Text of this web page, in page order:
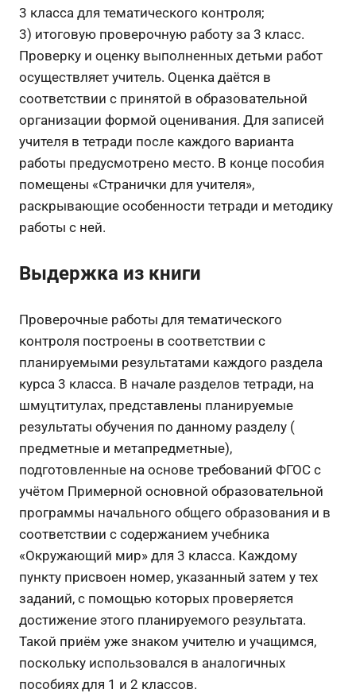
3 класса для тематического контроля;
3) итоговую проверочную работу за 3 класс.
Проверку и оценку выполненных детьми работ
осуществляет учитель. Оценка даётся в
соответствии с принятой в образовательной
организации формой оценивания. Для записей
учителя в тетради после каждого варианта
работы предусмотрено место. В конце пособия
помещены «Странички для учителя»,
раскрывающие особенности тетради и методику
работы с ней.
Выдержка из книги
Проверочные работы для тематического
контроля построены в соответствии с
планируемыми результатами каждого раздела
курса 3 класса. В начале разделов тетради, на
шмуцтитулах, представлены планируемые
результаты обучения по данному разделу (
предметные и метапредметные),
подготовленные на основе требований ФГОС с
учётом Примерной основной образовательной
программы начального общего образования и в
соответствии с содержанием учебника
«Окружающий мир» для 3 класса. Каждому
пункту присвоен номер, указанный затем у тех
заданий, с помощью которых проверяется
достижение этого планируемого результата.
Такой приём уже знаком учителю и учащимся,
поскольку использовался в аналогичных
пособиях для 1 и 2 классов.